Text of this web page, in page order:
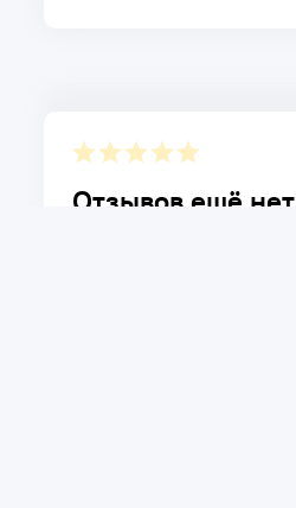
Отзывов ещё нет.